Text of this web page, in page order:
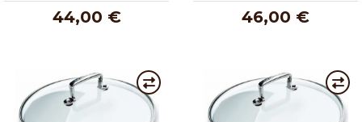
44,00 € 46,00 €